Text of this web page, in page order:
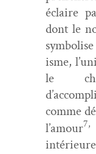
éclaire
dont le
isme,
le
comme
l’amour7,